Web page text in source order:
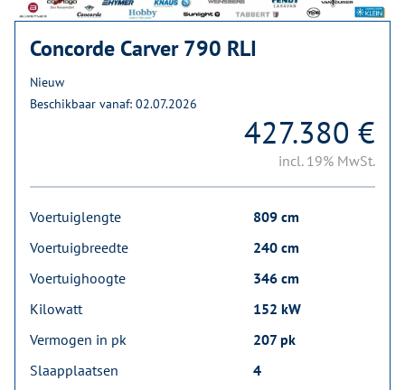
Concorde Carver 790 RLI
Nieuw
Beschikbaar vanaf: 02.07.2026
427.380 €
incl. 19% MwSt.
Voertuiglengte
809 cm
Voertuigbreedte
240 cm
Voertuighoogte
346 cm
Kilowatt
152 kW
Vermogen in pk
207 pk
Slaapplaatsen
4